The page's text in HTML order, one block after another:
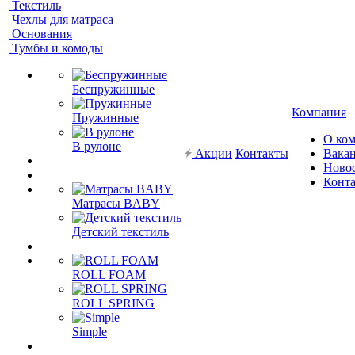
Текстиль
Чехлы для матраса
Основания
Тумбы и комоды
Беспружинные
Пружинные
В рулоне
Матрасы BABY
Детский текстиль
ROLL FOAM
ROLL SPRING
Simple
Акции Контакты
Компания
О